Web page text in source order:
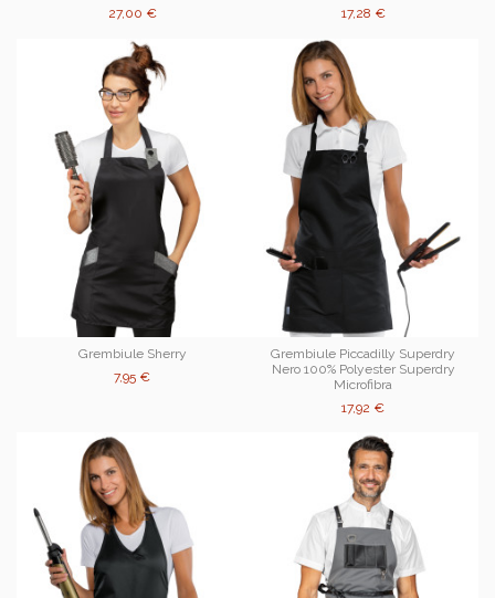
27,00 €
17,28 €
Grembiule Sherry
7,95 €
Grembiule Piccadilly Superdry
Nero 100% Polyester Superdry
Microfibra
17,92 €